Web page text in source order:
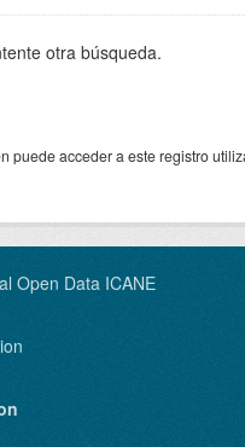
otra búsqueda.
puede acceder a este registro
Open Data ICANE